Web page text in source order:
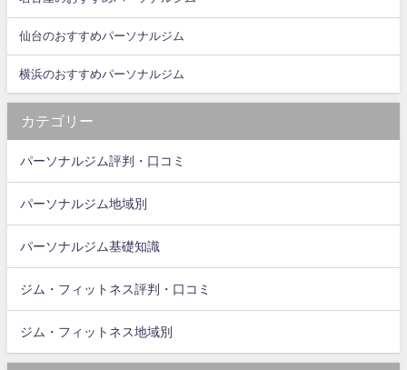
仙台のおすすめパーソナルジム
横浜のおすすめパーソナルジム
カテゴリー
パーソナルジム評判・口コミ
パーソナルジム地域別
パーソナルジム基礎知識
ジム・フィットネス評判・口コミ
ジム・フィットネス地域別